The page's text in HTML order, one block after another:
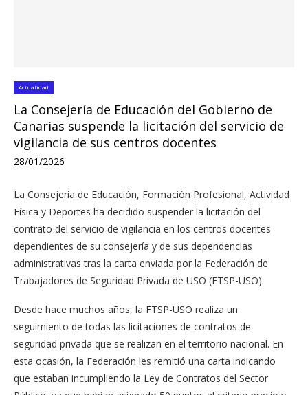
Actualidad
La Consejería de Educación del Gobierno de
Canarias suspende la licitación del servicio de
vigilancia de sus centros docentes
28/01/2026
La Consejería de Educación, Formación Profesional, Actividad
Física y Deportes ha decidido suspender la licitación del
contrato del servicio de vigilancia en los centros docentes
dependientes de su consejería y de sus dependencias
administrativas tras la carta enviada por la Federación de
Trabajadores de Seguridad Privada de USO (FTSP-USO).
Desde hace muchos años, la FTSP-USO realiza un
seguimiento de todas las licitaciones de contratos de
seguridad privada que se realizan en el territorio nacional. En
esta ocasión, la Federación les remitió una carta indicando
que estaban incumpliendo la Ley de Contratos del Sector